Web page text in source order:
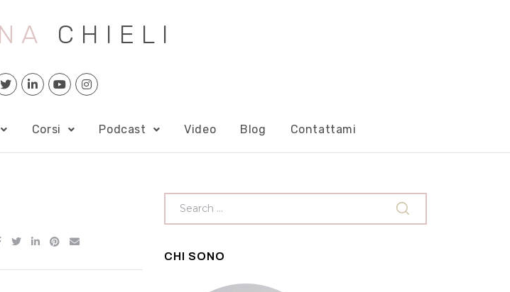
CHIELI
Corsi Podcast Video Blog Contattami
CHI SONO